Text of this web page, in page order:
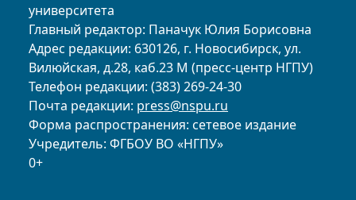
университета
Главный редактор: Паначук Юлия Борисовна
Адрес редакции: 630126, г. Новосибирск, ул.
Вилюйская, д.28, каб.23 М (пресс-центр НГПУ)
Телефон редакции: (383) 269-24-30
Почта редакции: press@nspu.ru
Форма распространения: сетевое издание
Учредитель: ФГБОУ ВО «НГПУ»
0+